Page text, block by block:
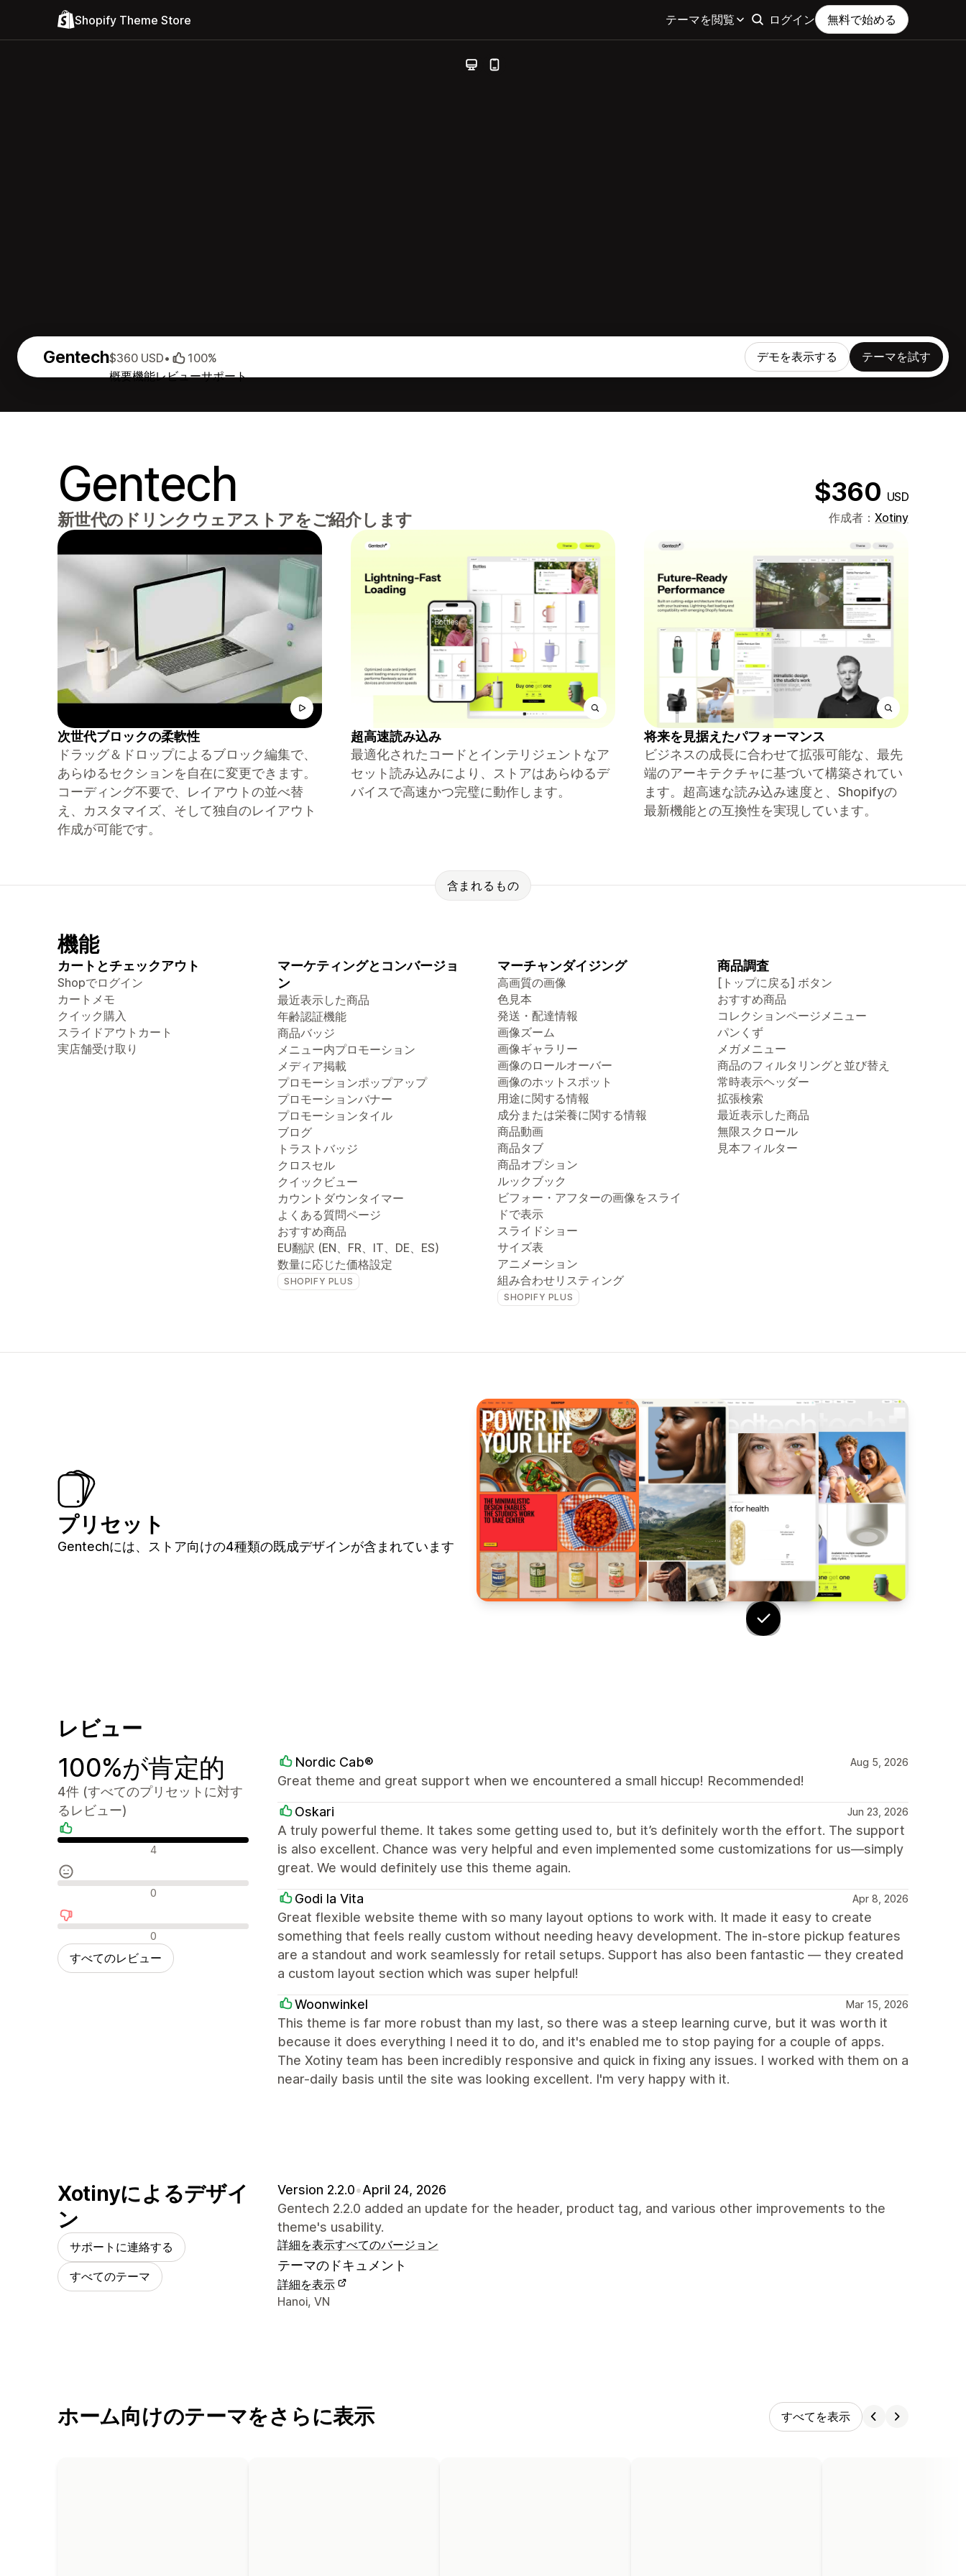
Shopify Theme Store テーマを閲覧 ログイン 無料で始める
Gentech
概要機能レビューサポート
$360 USD• 100% デモを表示する テーマを試す
Gentech $360 USD
新世代のドリンクウェアストアをご紹介します 作成者： Xotiny
次世代ブロックの柔軟性
ドラッグ＆ドロップによるブロック編集で、
あらゆるセクションを自在に変更できます。
コーディング不要で、レイアウトの並べ替
え、カスタマイズ、そして独自のレイアウト
作成が可能です。
超高速読み込み
最適化されたコードとインテリジェントなア
セット読み込みにより、ストアはあらゆるデ
バイスで高速かつ完璧に動作します。
将来を見据えたパフォーマンス
ビジネスの成長に合わせて拡張可能な、最先
端のアーキテクチャに基づいて構築されてい
ます。超高速な読み込み速度と、Shopifyの
最新機能との互換性を実現しています。
含まれるもの
機能
カートとチェックアウト
Shopでログイン
カートメモ
クイック購入
スライドアウトカート
実店舗受け取り
マーケティングとコンバージョ
ン
最近表示した商品
年齢認証機能
商品バッジ
メニュー内プロモーション
メディア掲載
プロモーションポップアップ
プロモーションバナー
プロモーションタイル
ブログ
トラストバッジ
クロスセル
クイックビュー
カウントダウンタイマー
よくある質問ページ
おすすめ商品
EU翻訳 (EN、FR、IT、DE、ES)
数量に応じた価格設定
SHOPIFY PLUS
マーチャンダイジング
高画質の画像
色見本
発送・配達情報
画像ズーム
画像ギャラリー
画像のロールオーバー
画像のホットスポット
用途に関する情報
成分または栄養に関する情報
商品動画
商品タブ
商品オプション
ルックブック
ビフォー・アフターの画像をスライ
ドで表示
スライドショー
サイズ表
アニメーション
組み合わせリスティング
SHOPIFY PLUS
商品調査
[トップに戻る] ボタン
おすすめ商品
コレクションページメニュー
パンくず
メガメニュー
商品のフィルタリングと並び替え
常時表示ヘッダー
拡張検索
最近表示した商品
無限スクロール
見本フィルター
プリセット
Gentechには、ストア向けの4種類の既成デザインが含まれています
レビュー
100%が肯定的
4件 (すべてのプリセットに対す
るレビュー)
肯定的なレビュー4
中間的なレビュー0
否定的なレビュー0
すべてのレビュー
Nordic Cab® Aug 5, 2026
Great theme and great support when we encountered a small hiccup! Recommended!
Oskari Jun 23, 2026
A truly powerful theme. It takes some getting used to, but it’s definitely worth the effort. The support
is also excellent. Chance was very helpful and even implemented some customizations for us—simply
great. We would definitely use this theme again.
Godi la Vita Apr 8, 2026
Great flexible website theme with so many layout options to work with. It made it easy to create
something that feels really custom without needing heavy development. The in-store pickup features
are a standout and work seamlessly for retail setups. Support has also been fantastic — they created
a custom layout section which was super helpful!
Woonwinkel Mar 15, 2026
This theme is far more robust than my last, so there was a steep learning curve, but it was worth it
because it does everything I need it to do, and it's enabled me to stop paying for a couple of apps.
The Xotiny team has been incredibly responsive and quick in fixing any issues. I worked with them on a
near-daily basis until the site was looking excellent. I'm very happy with it.
Xotinyによるデザイ
ン
サポートに連絡する
すべてのテーマ
Version 2.2.0•April 24, 2026
Gentech 2.2.0 added an update for the header, product tag, and various other improvements to the
theme's usability.
詳細を表示すべてのバージョン
テーマのドキュメント
詳細を表示
デザイナーの連絡先情報
Hanoi, VN
ホーム向けのテーマをさらに表示 すべてを表示